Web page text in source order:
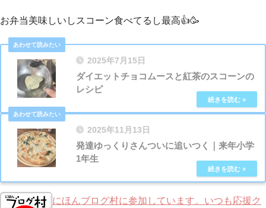
お弁当美味しいしスコーン食べてるし最高👍🥳
2025年7月15日
ダイエットチョコムースと紅茶のスコーンの
レシピ
2025年11月13日
発達ゆっくりさんついに追いつく｜来年小学
1年生
にほんブログ村に参加しています。いつも応援ク